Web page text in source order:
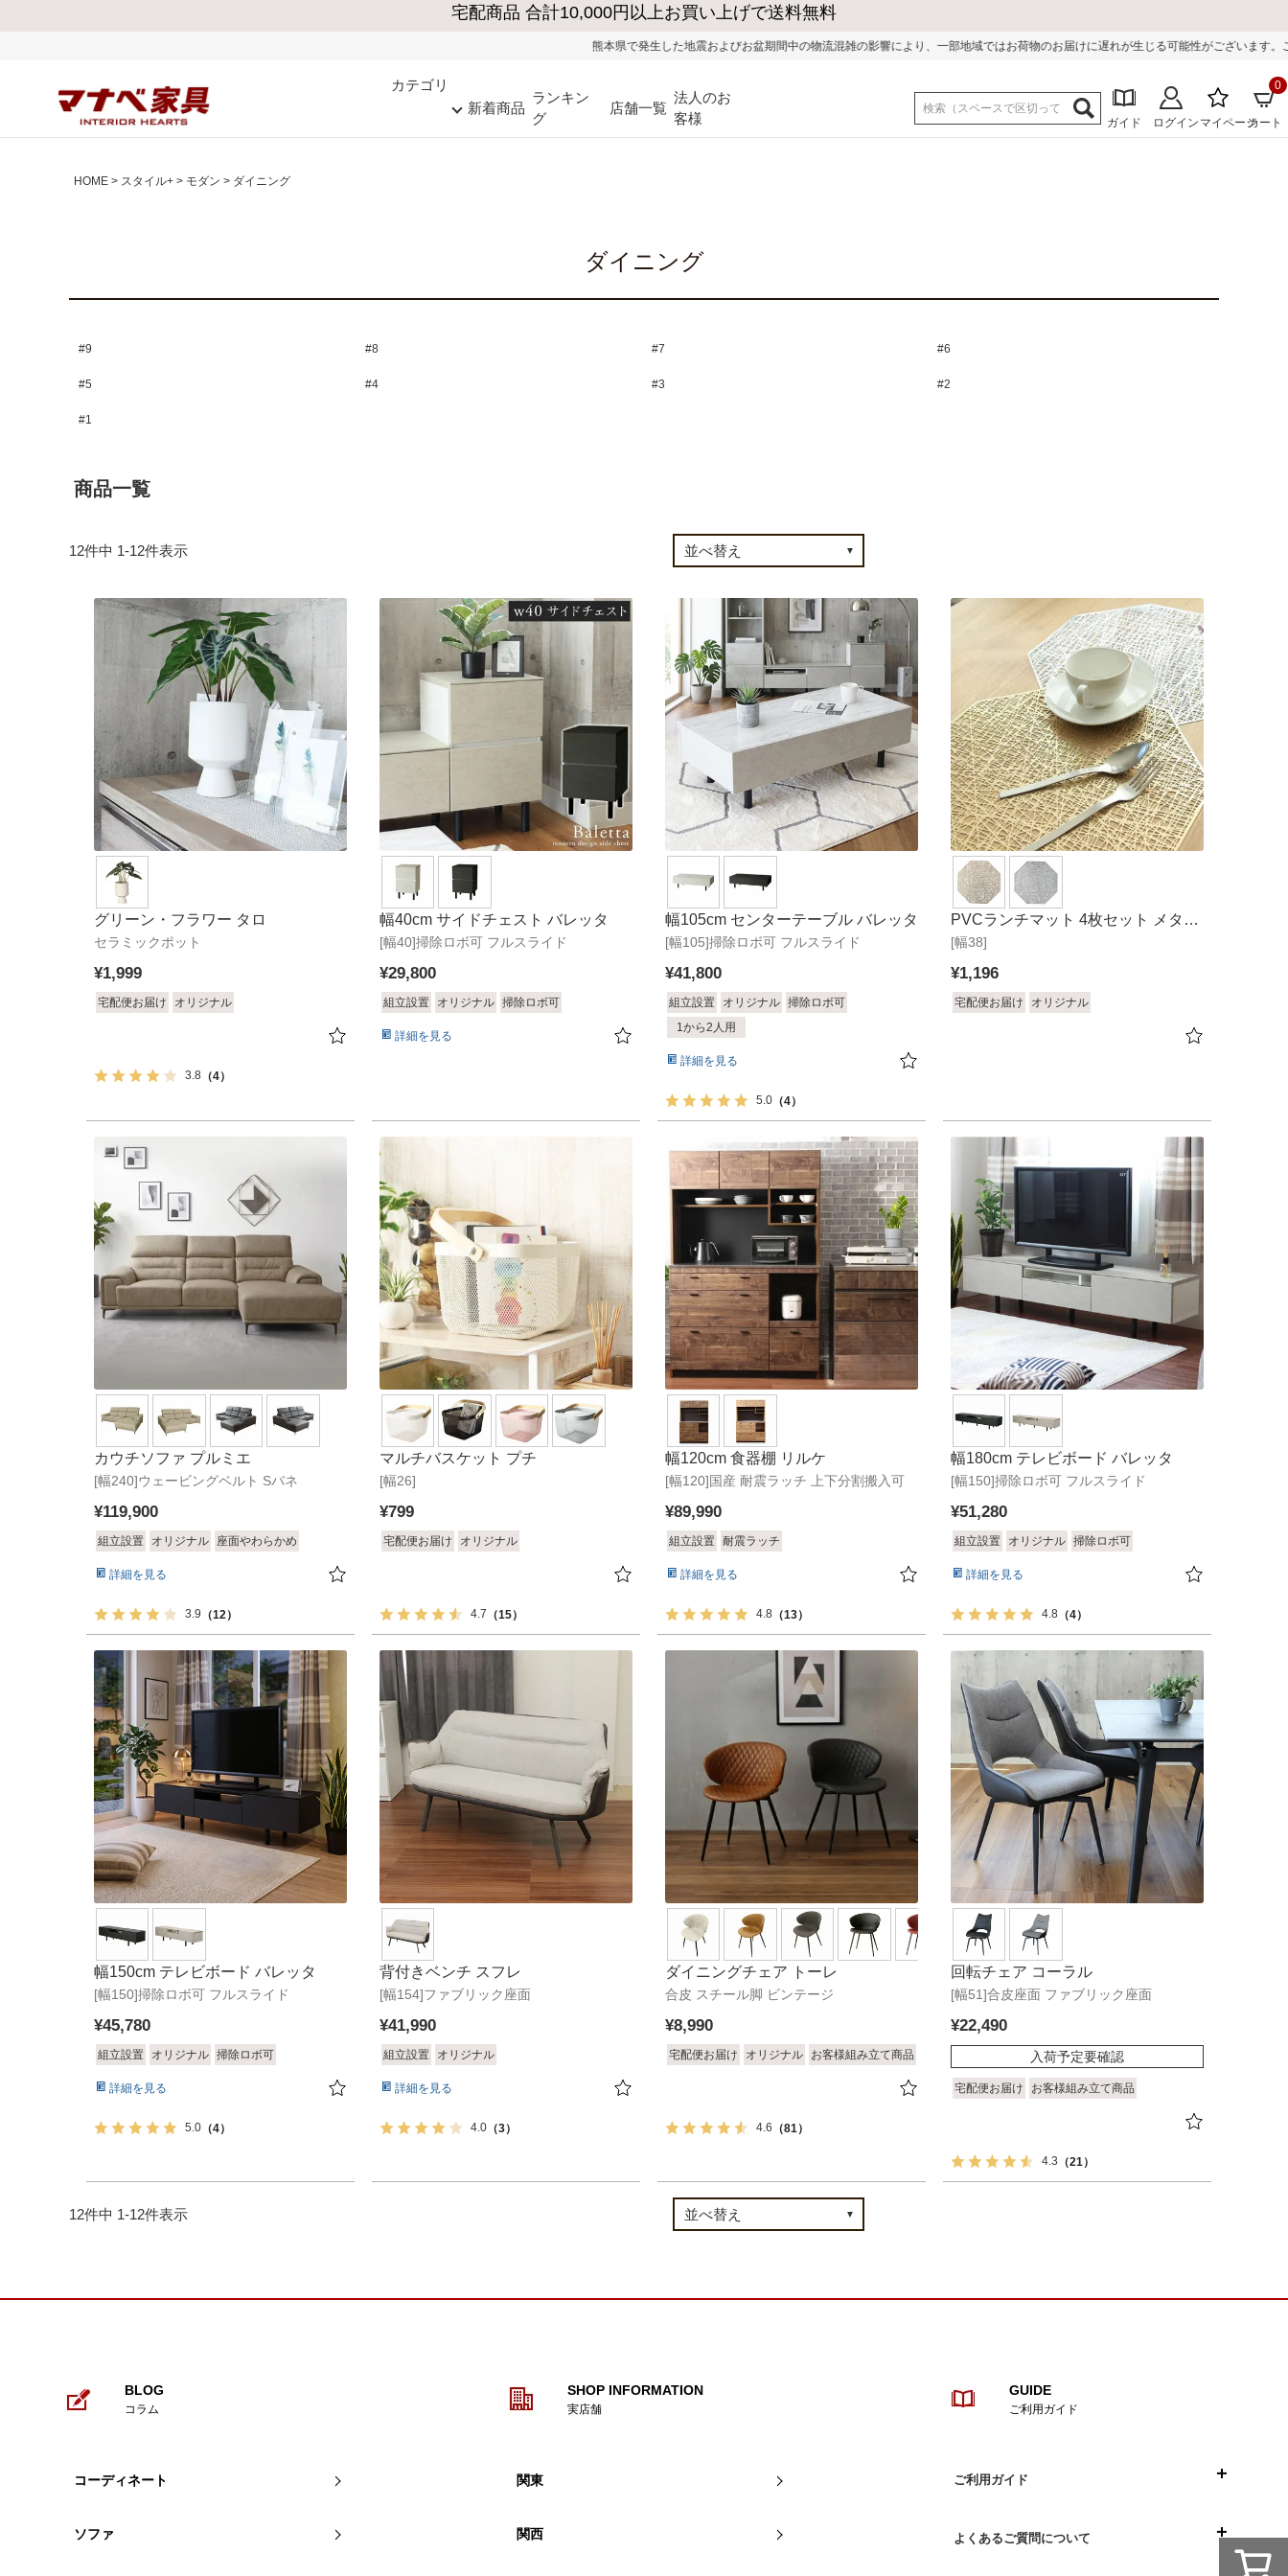
熊本県で発生した地震およびお盆期間中の物流混雑の影響により、一部地域ではお荷物のお届けに遅れが生じる可能性がございます。ご迷惑をおかけしまし
カテゴリ
新着商品
ランキン
グ
店舗一覧
法人のお
客様
ガイド ログイン マイページカート
0
HOME スタイル+ モダン ダイニング
ダイニング
#9 #8 #7 #6
#5 #4 #3 #2
#1
商品一覧
12件中 1-12件表示
セラミックポット
グリーン・フラワー タロ
¥1,999
宅配便お届け オリジナル
3.8 （4）
[幅40]掃除ロボ可 フルスライド
幅40cm サイドチェスト バレッタ
¥29,800
組立設置 オリジナル 掃除ロボ可
詳細を見る
[幅105]掃除ロボ可 フルスライド
幅105cm センターテーブル バレッタ
¥41,800
組立設置 オリジナル 掃除ロボ可
1から2人用
詳細を見る
5.0 （4）
[幅38]
PVCランチマット 4枚セット メタリ
ッククロス
¥1,196
宅配便お届け オリジナル
[幅240]ウェービングベルト Sバネ
カウチソファ プルミエ
¥119,900
組立設置 オリジナル 座面やわらかめ
詳細を見る
3.9 （12）
[幅26]
マルチバスケット プチ
¥799
宅配便お届け オリジナル
4.7 （15）
[幅120]国産 耐震ラッチ 上下分割搬入可
幅120cm 食器棚 リルケ
¥89,990
組立設置 耐震ラッチ
詳細を見る
4.8 （13）
[幅150]掃除ロボ可 フルスライド
幅180cm テレビボード バレッタ
¥51,280
組立設置 オリジナル 掃除ロボ可
詳細を見る
4.8 （4）
[幅150]掃除ロボ可 フルスライド
幅150cm テレビボード バレッタ
¥45,780
組立設置 オリジナル 掃除ロボ可
詳細を見る
5.0 （4）
[幅154]ファブリック座面
背付きベンチ スフレ
¥41,990
組立設置 オリジナル
詳細を見る
4.0 （3）
合皮 スチール脚 ビンテージ
ダイニングチェア トーレ
¥8,990
宅配便お届け オリジナル お客様組み立て商品
4.6 （81）
[幅51]合皮座面 ファブリック座面
回転チェア コーラル
¥22,490
入荷予定要確認
宅配便お届け お客様組み立て商品
4.3 （21）
12件中 1-12件表示
BLOG
コラム
コーディネート
ソファ
SHOP INFORMATION
実店舗
関東
関西
GUIDE
ご利用ガイド
ご利用ガイド
よくあるご質問について